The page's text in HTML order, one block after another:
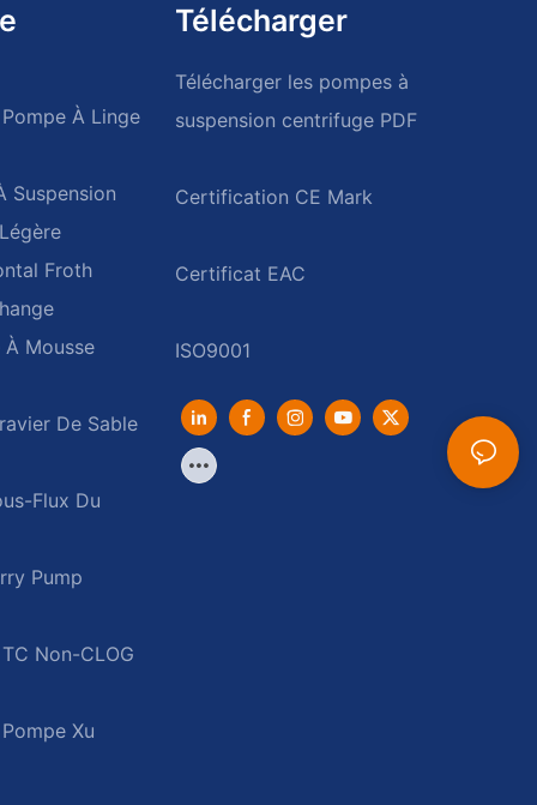
À Linge
Suspension
Froth
Mousse
De Sable
Flux Du
Pump
Non-CLOG
Xu
Télécharger
Télécharger les pompes à
suspension centrifuge PDF